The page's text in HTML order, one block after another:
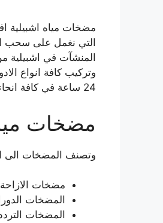
التي نغمل على سحب
المنشآت في اشبيلية
وتركيب كافة انواع
24 ساعة في كافة انحاء الكويت للاستعلام يمكنكم التواصل معنا هاتفيا على 66817766 .
مضخات
وتصنف المضخات الى
مضخات
المضخات
المضخات